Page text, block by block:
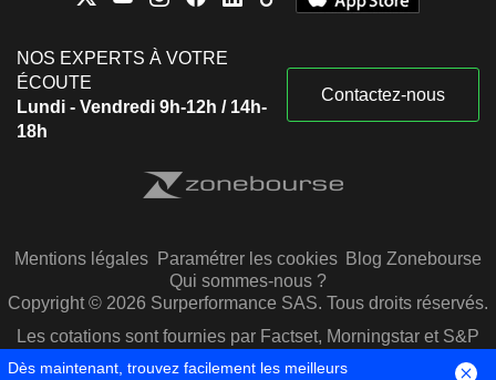
NOS EXPERTS À VOTRE
ÉCOUTE
Lundi - Vendredi 9h-12h / 14h-
18h
Contactez-nous
Mentions légales Paramétrer les cookies Blog Zonebourse
Qui sommes-nous ?
Copyright © 2026 Surperformance SAS. Tous droits réservés.
Les cotations sont fournies par Factset, Morningstar et S&P
Capital IQ
Dès maintenant, trouvez facilement les meilleurs